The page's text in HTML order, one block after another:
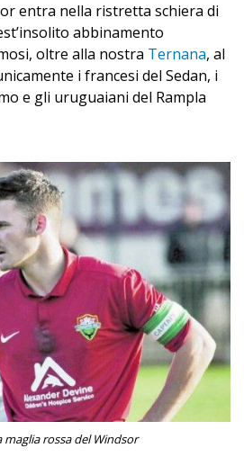
entra nella ristretta schiera di
abbinamento
oltre alla nostra Ternana, al
i francesi del Sedan, i
e gli uruguaiani del Rampla
maglia rossa del Windsor